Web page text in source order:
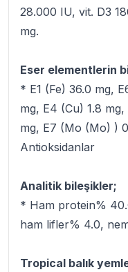
28.000 IU, vit. D3
mg.
Eser elementlerin
* E1 (Fe) 36.0 mg,
mg, E4 (Cu) 1.8
mg, E7 (Mo (Mo) )
Antioksidanlar
Analitik bileşikler;
* Ham protein%
ham lifler% 4.0,
Tropical balık